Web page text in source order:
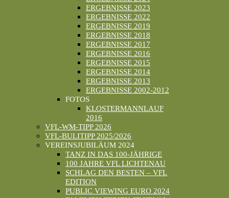
ERGEBNISSE 2023
ERGEBNISSE 2022
ERGEBNISSE 2019
ERGEBNISSE 2018
ERGEBNISSE 2017
ERGEBNISSE 2016
ERGEBNISSE 2015
ERGEBNISSE 2014
ERGEBNISSE 2013
ERGEBNISSE 2002-2012
FOTOS
KLOSTERMANNLAUF
2016
VFL-WM-TIPP 2026
VFL-BULITIPP 2025/2026
VEREINSJUBILÄUM 2024
TANZ IN DAS 100-JÄHRIGE
100 JAHRE VFL LICHTENAU
SCHLAG DEN BESTEN – VFL
EDITION
PUBLIC VIEWING EURO 2024